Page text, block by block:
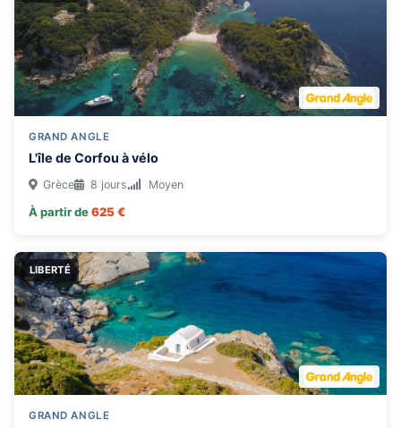
GRAND ANGLE
L'île de Corfou à vélo
Grèce 8 jours Moyen
À partir de625 €
LIBERTÉ
GRAND ANGLE